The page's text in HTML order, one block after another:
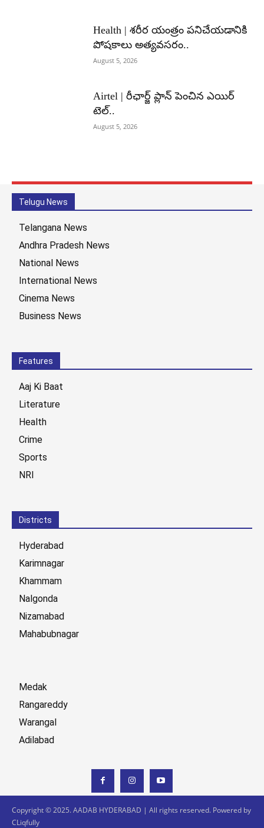
Health | శరీర యంత్రం పనిచేయడానికి
పోషకాలు అత్యవసరం..
August 5, 2026
Airtel | రీఛార్జ్ ప్లాన్ పెంచిన ఎయిర్
టెల్..
August 5, 2026
Telugu News
Telangana News
Andhra Pradesh News
National News
International News
Cinema News
Business News
Features
Aaj Ki Baat
Literature
Health
Crime
Sports
NRI
Districts
Hyderabad
Karimnagar
Khammam
Nalgonda
Nizamabad
Mahabubnagar
Medak
Rangareddy
Warangal
Adilabad
Copyright © 2025. AADAB HYDERABAD | All rights reserved. Powered by
CLiqfully